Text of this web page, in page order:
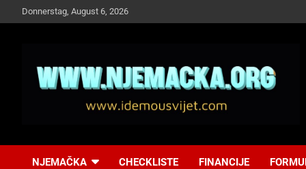
to
Donnerstag, August 6, 2026
Idemo u Svijet-
NJEMAČKA CHECKLISTE FINANCIJE